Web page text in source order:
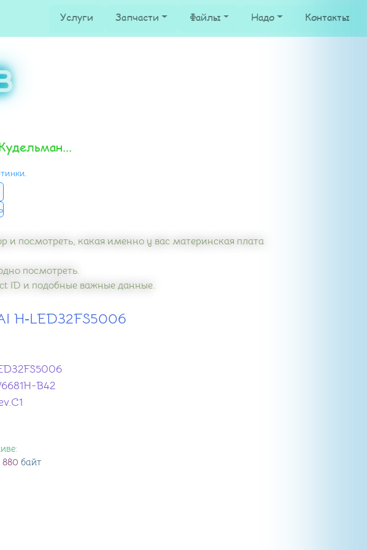
Услуги Запчасти Файлы Надо Контакты
и посмотреть, какая именно у вас материнская плата
посмотреть.
ID и подобные важные данные.
H‑LED32FS5006
B42
880 байт